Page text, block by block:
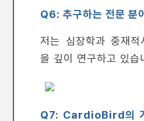
Q6: 추구하는 전문 분
저는 심장학과 중재
을 깊이 연구하고 있습
Q7: CardioBird의